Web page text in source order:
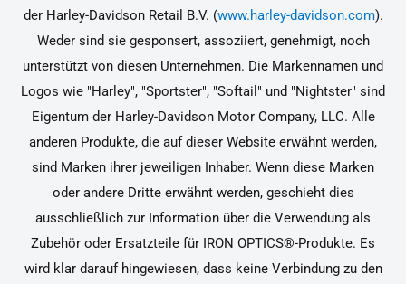
der Harley-Davidson Retail B.V. (www.harley-davidson.com).
Weder sind sie gesponsert, assoziiert, genehmigt, noch
unterstützt von diesen Unternehmen. Die Markennamen und
Logos wie "Harley", "Sportster", "Softail" und "Nightster" sind
Eigentum der Harley-Davidson Motor Company, LLC. Alle
anderen Produkte, die auf dieser Website erwähnt werden,
sind Marken ihrer jeweiligen Inhaber. Wenn diese Marken
oder andere Dritte erwähnt werden, geschieht dies
ausschließlich zur Information über die Verwendung als
Zubehör oder Ersatzteile für IRON OPTICS®-Produkte. Es
wird klar darauf hingewiesen, dass keine Verbindung zu den